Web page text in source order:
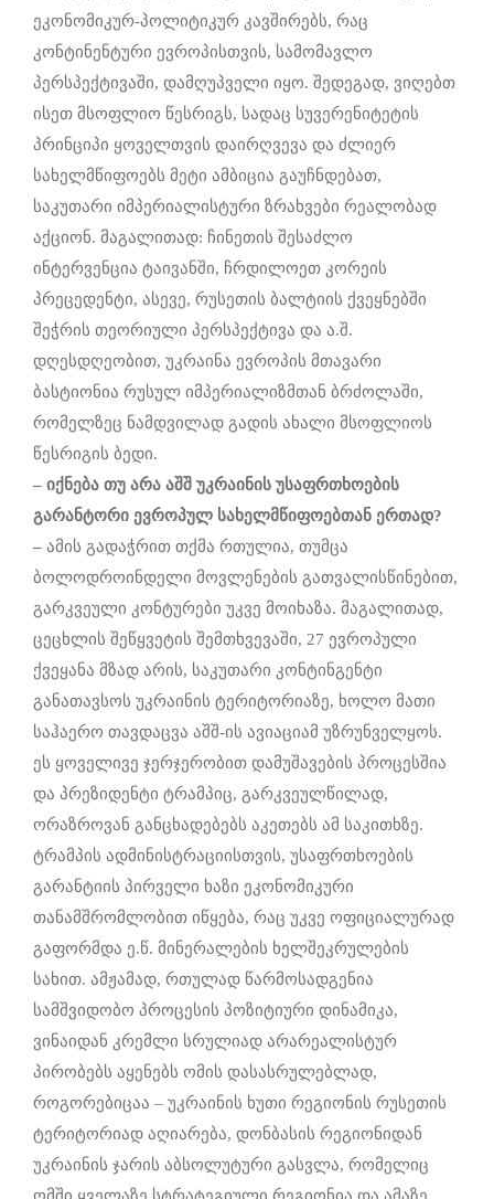
ეკონომიკურ-პოლიტიკურ კავშირებს, რაც
კონტინენტური ევროპისთვის, სამომავლო
პერსპექტივაში, დამღუპველი იყო. შედეგად, ვიღებთ
ისეთ მსოფლიო წესრიგს, სადაც სუვერენიტეტის
პრინციპი ყოველთვის დაირღვევა და ძლიერ
სახელმწიფოებს მეტი ამბიცია გაუჩნდებათ,
საკუთარი იმპერიალისტური ზრახვები რეალობად
აქციონ. მაგალითად: ჩინეთის შესაძლო
ინტერვენცია ტაივანში, ჩრდილოეთ კორეის
პრეცედენტი, ასევე, რუსეთის ბალტიის ქვეყნებში
შეჭრის თეორიული პერსპექტივა და ა.შ.
დღესდღეობით, უკრაინა ევროპის მთავარი
ბასტიონია რუსულ იმპერიალიზმთან ბრძოლაში,
რომელზეც ნამდვილად გადის ახალი მსოფლიოს
წესრიგის ბედი.
– იქნება თუ არა აშშ უკრაინის უსაფრთხოების
გარანტორი ევროპულ სახელმწიფოებთან ერთად?
– ამის გადაჭრით თქმა რთულია, თუმცა
ბოლოდროინდელი მოვლენების გათვალისწინებით,
გარკვეული კონტურები უკვე მოიხაზა. მაგალითად,
ცეცხლის შეწყვეტის შემთხვევაში, 27 ევროპული
ქვეყანა მზად არის, საკუთარი კონტინგენტი
განათავსოს უკრაინის ტერიტორიაზე, ხოლო მათი
საჰაერო თავდაცვა აშშ-ის ავიაციამ უზრუნველყოს.
ეს ყოველივე ჯერჯერობით დამუშავების პროცესშია
და პრეზიდენტი ტრამპიც, გარკვეულწილად,
ორაზროვან განცხადებებს აკეთებს ამ საკითხზე.
ტრამპის ადმინისტრაციისთვის, უსაფრთხოების
გარანტიის პირველი ხაზი ეკონომიკური
თანამშრომლობით იწყება, რაც უკვე ოფიციალურად
გაფორმდა ე.წ. მინერალების ხელშეკრულების
სახით. ამჟამად, რთულად წარმოსადგენია
სამშვიდობო პროცესის პოზიტიური დინამიკა,
ვინაიდან კრემლი სრულიად არარეალისტურ
პირობებს აყენებს ომის დასასრულებლად,
როგორებიცაა – უკრაინის ხუთი რეგიონის რუსეთის
ტერიტორიად აღიარება, დონბასის რეგიონიდან
უკრაინის ჯარის აბსოლუტური გასვლა, რომელიც
ომში ყველაზე სტრატეგიული რეგიონია და ამაზე